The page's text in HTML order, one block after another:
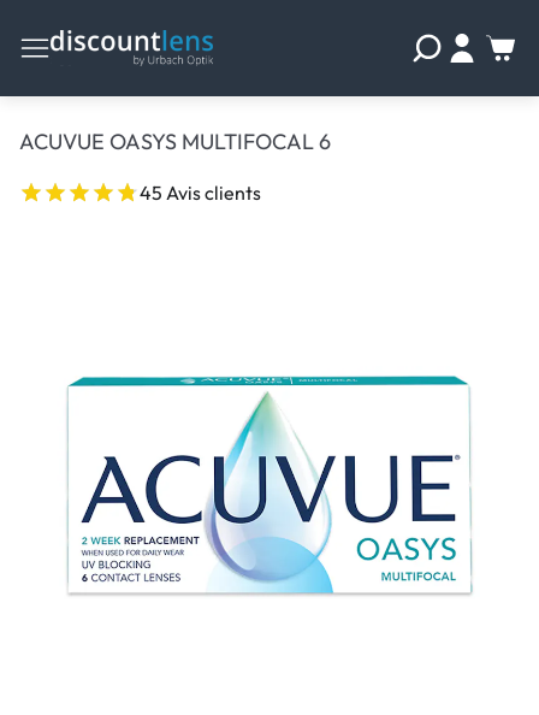
ACUVUE OASYS MULTIFOCAL 6
45 Avis clients